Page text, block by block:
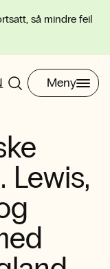
så mindre feil
Meny
Lewis,